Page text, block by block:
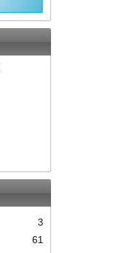
3
61